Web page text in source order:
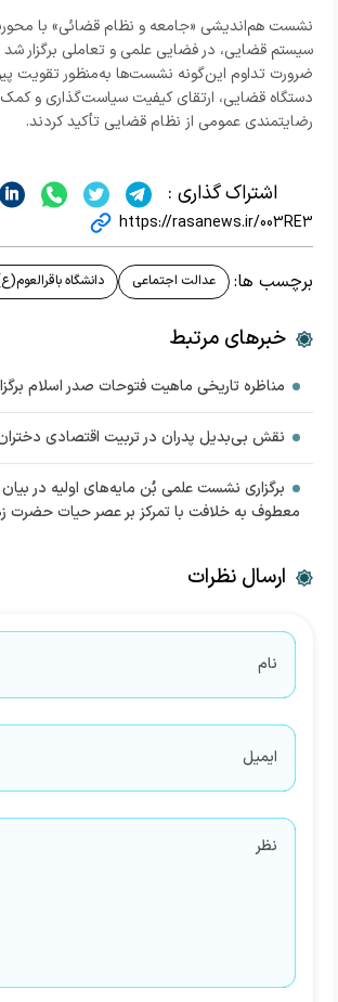
نشست هم‌اندیشی «جامعه و نظام قضائی» با
سیستم قضایی، در فضایی علمی و تعاملی برگزار
ضرورت تداوم این‌گونه نشست‌ها به‌منظور تقویت
دستگاه قضایی، ارتقای کیفیت سیاست‌گذاری و
رضایتمندی عمومی از نظام قضایی تأکید کردند.
اشتراک گذاری :
https://rasanews.ir/003RE3
برچسب ها: عدالت اجتماعی دانشگاه
خبرهای مرتبط
مناظره تاریخی ماهیت فتوحات صدر اسلام
نقش بی‌بدیل پدران در تربیت اقتصادی
برگزاری نشست علمی بُن مايه‌هاي اوليه در
معطوف به خلافت با تمركز بر عصر حيات حضرت
ارسال نظرات